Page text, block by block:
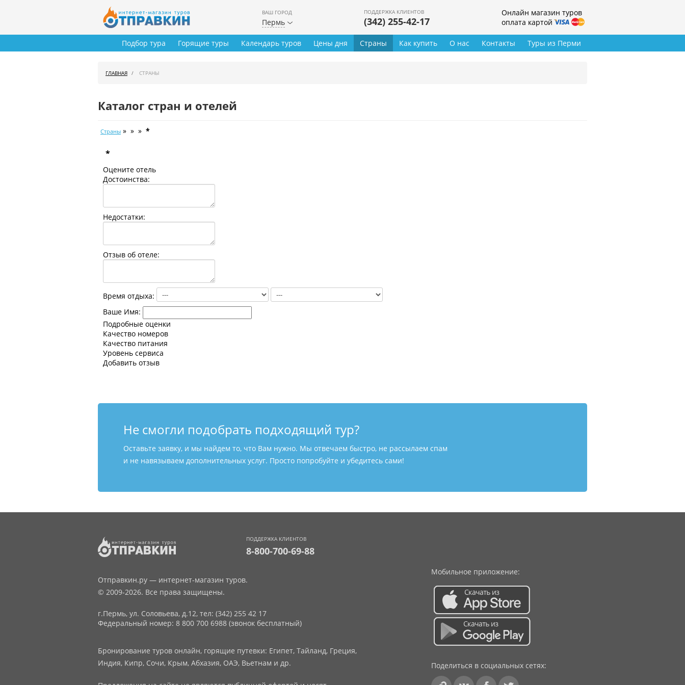
ВАШ ГОРОД
Пермь
ПОДДЕРЖКА КЛИЕНТОВ
(342) 255-42-17
Онлайн магазин туров
оплата картой
Туры из Перми
Подбор тура Горящие туры Календарь туров Цены дня Страны Как купить О нас Контакты
ГЛАВНАЯ СТРАНЫ
Каталог стран и отелей
Страны » » » *
*
Оцените отель
Достоинства:
Недостатки:
Отзыв об отеле:
Время отдыха:
Ваше Имя:
Подробные оценки
Качество номеров
Качество питания
Уровень сервиса
Добавить отзыв
Не смогли подобрать подходящий тур?
Оставьте заявку, и мы найдем то, что Вам нужно. Мы отвечаем быстро, не рассылаем спам
и не навязываем дополнительных услуг. Просто попробуйте и убедитесь сами!
ПОДДЕРЖКА КЛИЕНТОВ
8-800-700-69-88
Отправкин.ру — интернет-магазин туров.
© 2009-2026. Все права защищены.
г.Пермь, ул. Соловьева, д.12, тел: (342) 255 42 17
Федеральный номер: 8 800 700 6988 (звонок бесплатный)
Бронирование туров онлайн, горящие путевки: Египет, Тайланд, Греция,
Индия, Кипр, Сочи, Крым, Абхазия, ОАЭ, Вьетнам и др.
Мобильное приложение:
Поделиться в социальных сетях: